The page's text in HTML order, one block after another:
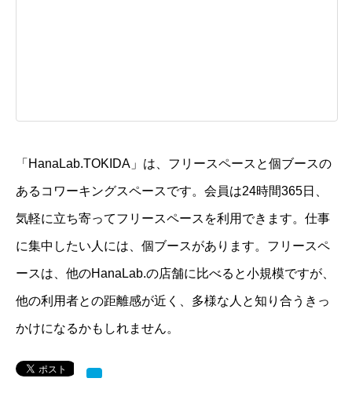
「HanaLab.TOKIDA」は、フリースペースと個ブースの
あるコワーキングスペースです。会員は24時間365日、
気軽に立ち寄ってフリースペースを利用できます。仕事
に集中したい人には、個ブースがあります。フリースペ
ースは、他のHanaLab.の店舗に比べると小規模ですが、
他の利用者との距離感が近く、多様な人と知り合うきっ
かけになるかもしれません。